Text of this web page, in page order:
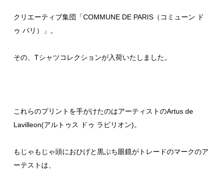
クリエーティブ集団「COMMUNE DE PARIS（コミューン ド
ゥ パリ）
」。
その、Tシャツコレクションが入荷いたしました。
これらのプリントを手がけたのはアーティストのArtus de
Lavilleon(アルトゥス ドゥ ラビリオン)。
もじゃもじゃ頭におひげと黒ぶち眼鏡がトレードのマークのア
ーテストは、